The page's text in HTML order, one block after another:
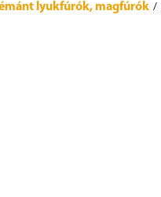
lyukfúrók, magfúrók /